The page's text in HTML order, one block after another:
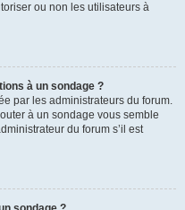
ou non les utilisateurs à
à un sondage ?
par les administrateurs du forum.
à un sondage vous semble
du forum s’il est